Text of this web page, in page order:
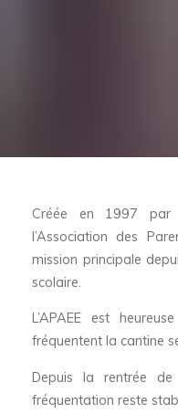
Créée en 1997 par
l’Association des
mission principale
scolaire.
L’APAEE est
fréquentent la cantine
Depuis la rentrée de
fréquentation reste